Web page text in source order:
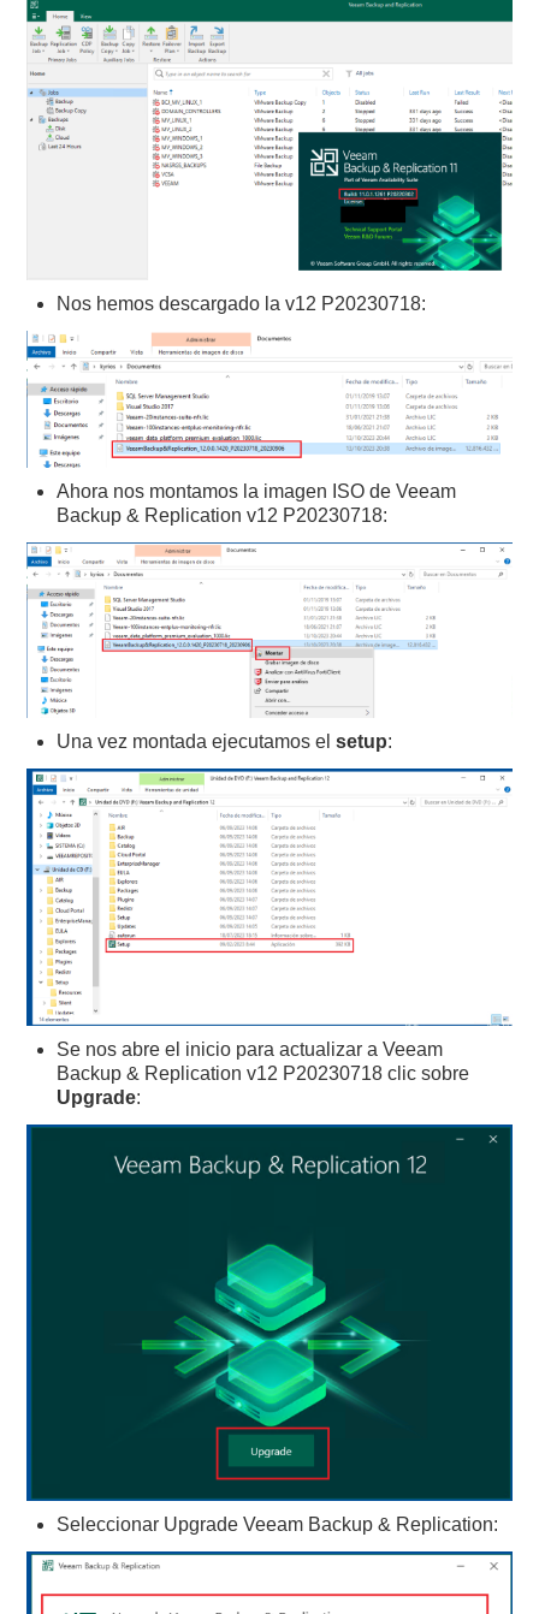
Nos hemos descargado la v12 P20230718:
Ahora nos montamos la imagen ISO de Veeam
Backup & Replication v12 P20230718:
Una vez montada ejecutamos elsetup:
Se nos abre el inicio para actualizar a Veeam
Backup & Replication v12 P20230718 clic sobre
Upgrade:
Seleccionar Upgrade Veeam Backup & Replication: